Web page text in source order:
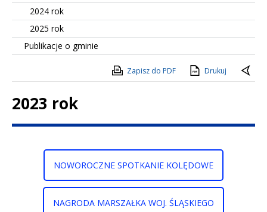
2024 rok
2025 rok
Publikacje o gminie
Zapisz do PDF Drukuj
2023 rok
Treść
NOWOROCZNE SPOTKANIE KOLĘDOWE
NAGRODA MARSZAŁKA WOJ. ŚLĄSKIEGO